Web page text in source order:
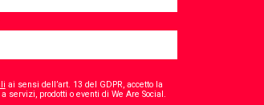
ai sensi dell’art. 13 del GDPR, accetto la
prodotti o eventi di We Are Social.